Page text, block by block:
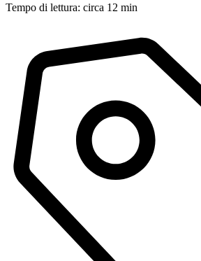
Tempo di lettura: circa 12 min